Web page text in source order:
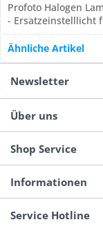
Profoto Halogen
- Ersatzeinstelllicht
Ähnliche Artikel
Newsletter
Über uns
Shop Service
Informationen
Service Hotline